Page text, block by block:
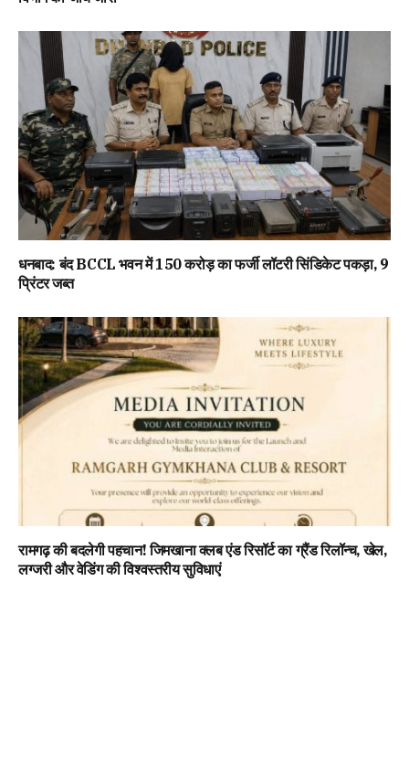
धनबाद: बंद BCCL भवन में 150 करोड़ का फर्जी लॉटरी सिंडिकेट पकड़ा, 9
प्रिंटर जब्त
रामगढ़ की बदलेगी पहचान! जिमखाना क्लब एंड रिसॉर्ट का ग्रैंड रिलॉन्च, खेल,
लग्जरी और वेडिंग की विश्वस्तरीय सुविधाएं